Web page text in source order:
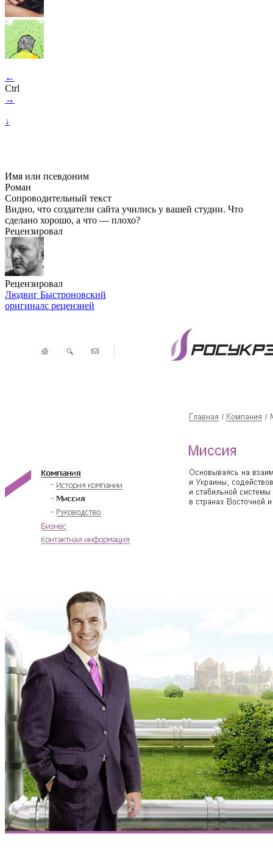
←
Ctrl
→
↓
Имя или псевдоним
Роман
Сопроводительный текст
Видно, что создатели сайта учились у вашей студии. Что
сделано хорошо, а что — плохо?
Рецензировал
Рецензировал
Людвиг Быстроновский
оригиналс рецензией